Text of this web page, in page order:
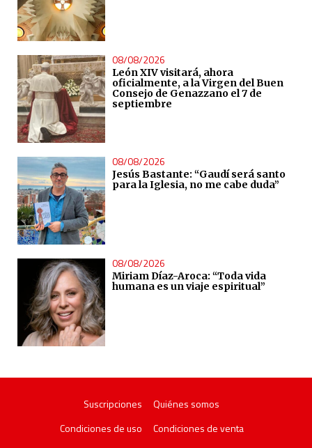
08/08/2026
León XIV visitará, ahora
oficialmente, a la Virgen del Buen
Consejo de Genazzano el 7 de
septiembre
08/08/2026
Jesús Bastante: “Gaudí será santo
para la Iglesia, no me cabe duda”
08/08/2026
Miriam Díaz-Aroca: “Toda vida
humana es un viaje espiritual”
Suscripciones
Quiénes somos
Condiciones de uso
Condiciones de venta